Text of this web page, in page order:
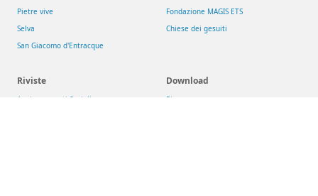
Pietre vive
Selva
San Giacomo d'Entracque
Fondazione MAGIS ETS
Chiese dei gesuiti
Riviste
Aggiornamenti Sociali
Download
Risorse